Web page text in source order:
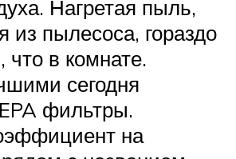
Нагретая пыль,
пылесоса, гораздо
что в комнате.
сегодня
фильтры.
на